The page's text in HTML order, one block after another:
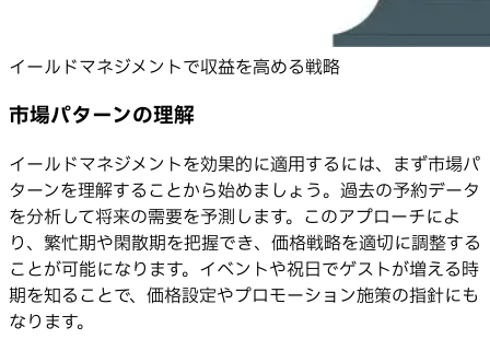
イールドマネジメントで収益を高める戦略
市場パターンの理解
イールドマネジメントを効果的に適用するには、まず市場パ
ターンを理解することから始めましょう。過去の予約データ
を分析して将来の需要を予測します。このアプローチによ
り、繁忙期や閑散期を把握でき、価格戦略を適切に調整する
ことが可能になります。イベントや祝日でゲストが増える時
期を知ることで、価格設定やプロモーション施策の指針にも
なります。